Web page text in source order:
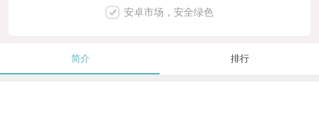
安卓市场，安全绿色
简介 排行